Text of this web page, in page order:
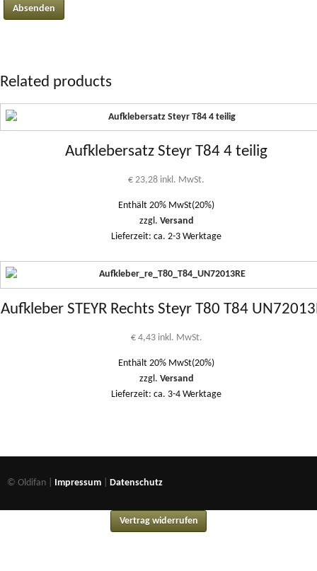
Related products
Aufklebersatz Steyr T84 4 teilig
€ 23,28 inkl. MwSt.
Enthält 20% MwSt(20%)
zzgl. Versand
Lieferzeit: ca. 2-3 Werktage
Aufkleber STEYR Rechts Steyr T80 T84
€4,43 inkl. MwSt.
Enthält 20% MwSt(20%)
zzgl. Versand
Lieferzeit: ca. 3-4 Werktage
© Oldifan | Impressum Datenschutz
Vertrag widerrufen